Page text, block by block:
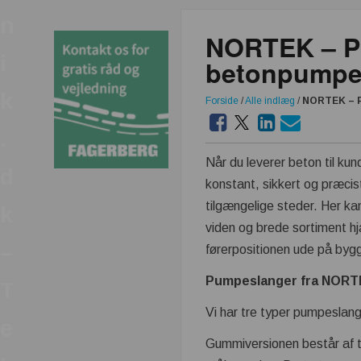
NORTEK –
Forside /Alle indlæg / NORTEK
Når du leverer beton til
konstant, sikkert og
tilgængelige steder. Her
viden og brede sortiment
førerpositionen ude på
Pumpeslanger fra
Vi har tre typer
Gummiversionen består